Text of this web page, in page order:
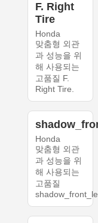
F. Right
Tire
Honda
맞춤형 외관
과 성능을 위
해 사용되는
고품질 F.
Right Tire.
Honda
맞춤형 외관
과 성능을 위
해 사용되는
고품질